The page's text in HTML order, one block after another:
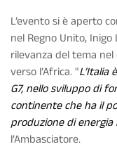
L’evento si è aperto
nel Regno Unito,
rilevanza del tema
verso l’Africa. "L’Italia
G7, nello sviluppo di
continente che ha il
produzione di energia
l’Ambasciatore.